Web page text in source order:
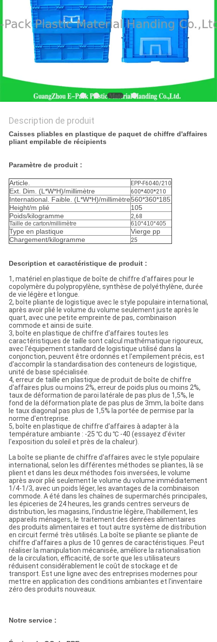
PRIVACY
POLICY
Description de produit
Caisses pliables en plastique de paquet de chiffre d'affaires
pliant empilable de récipients
Paramètre de produit :
Article. EPP-F6040/210
Ext. Dim. (L*W*H)/millimètre 600*400*210
International. Faible. (L*W*H)/millimètre560*360*185
Height/m plié
105
Poids/kilogramme
2,68
Taille de carton/millimètre
610*410*405
Type en plastique
Vierge pp
Chargement/kilogramme 25
Description et caractéristique de produit:
1, matériel en plastique de boîte de chiffre d'affaires pour le
copolymère du polypropylène, synthèse de polyéthylène, durée
de vie légère et longue.
2, boîte pliante de logistique avec le style populaire international,
après avoir plié le volume du volume seulement juste après le
quart, avec une petite empreinte de pas, combinaison
commode et ainsi de suite.
3, boîte en plastique de chiffre d'affaires toutes les
caractéristiques de taille sont calcul mathématique rigoureux,
avec l'équipement standard de logistique utilisé dans la
conjonction, peuvent être ordonnés et l'empilement précis, est
d'accomplir la standardisation des conteneurs de logistique,
unité de base spécialisée.
4, erreur de taille en plastique de produit de boîte de chiffre
d'affaires plus ou moins 2%, erreur de poids plus ou moins 2%,
taux de déformation de paroi latérale de pas plus de 1,5%, le
fond de la déformation plate de pas plus de 3mm, la boîte dans
le taux diagonal pas plus de 1,5% la portée de permise par la
norme d'entreprise.
5, boîte en plastique de chiffre d'affaires à adapter à la
température ambiante : -25 ℃ du ℃ -40 (essayez d'éviter
l'exposition du soleil et près de la chaleur).
La boîte se pliante de chiffre d'affaires avec le style populaire
international, selon les différentes méthodes se pliantes, là se
plient et dans les deux méthodes fois inversées, le volume
après avoir plié seulement le volume du volume immédiatement
1/4-1/3, avec un poids léger, les avantages de la combinaison
commode. A été dans les chaînes de supermarchés principales,
les épiceries de 24 heures, les grands centres serveurs de
distribution, les magasins, l'industrie légère, l'habillement, les
appareils ménagers, le traitement des denrées alimentaires
des produits alimentaires et tout autre système de distribution
en circuit fermé très utilisés. La boîte se pliante se pliante de
chiffre d'affaires a plus de 10 genres de caractéristiques. Peut
réaliser la manipulation mécanisée, améliore la rationalisation
de la circulation, efficacité, de sorte que les utilisateurs
réduisent considérablement le coût de stockage et de
transport. Est une ligne avec des entreprises modernes pour
mettre en application des conditions ambiantes et l'inventaire
zéro des produits nouveaux.
Notre service :